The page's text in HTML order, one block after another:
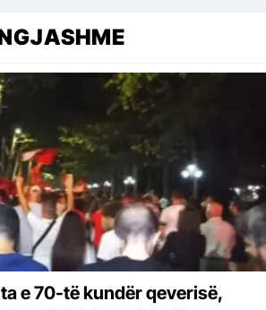
e 70-të kundër qeverisë,